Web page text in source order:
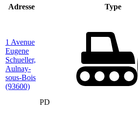
Adresse
Type
1 Avenue
Eugene
Schueller,
Aulnay-
sous-Bois
(93600)
PD